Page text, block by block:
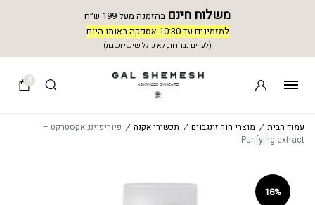
משלוח חינם בהזמנה מעל 199 ש״ח
למזמינים עד 10:30 אספקה באותו היום
(לערים נבחרות, לא כולל שישי ושבת)
0
עמוד הבית / מוצרי חוה זינגבוים / תכשירי אקנה / פיוריפיינג אקסטרקט –
Purifying extract
18%